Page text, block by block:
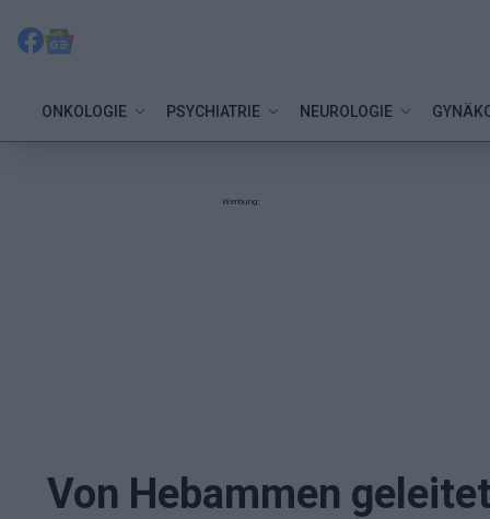
ONKOLOGIE PSYCHIATRIE NEUROLOGIE
Werbung:
Von Hebammen